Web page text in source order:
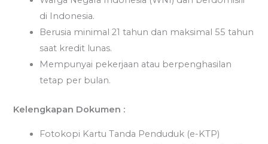
di Indonesia.
Berusia minimal 21 tahun dan maksimal 55 tahun
saat kredit lunas.
Mempunyai pekerjaan atau berpenghasilan
tetap per bulan.
Kelengkapan Dokumen :
Fotokopi Kartu Tanda Penduduk (e-KTP)